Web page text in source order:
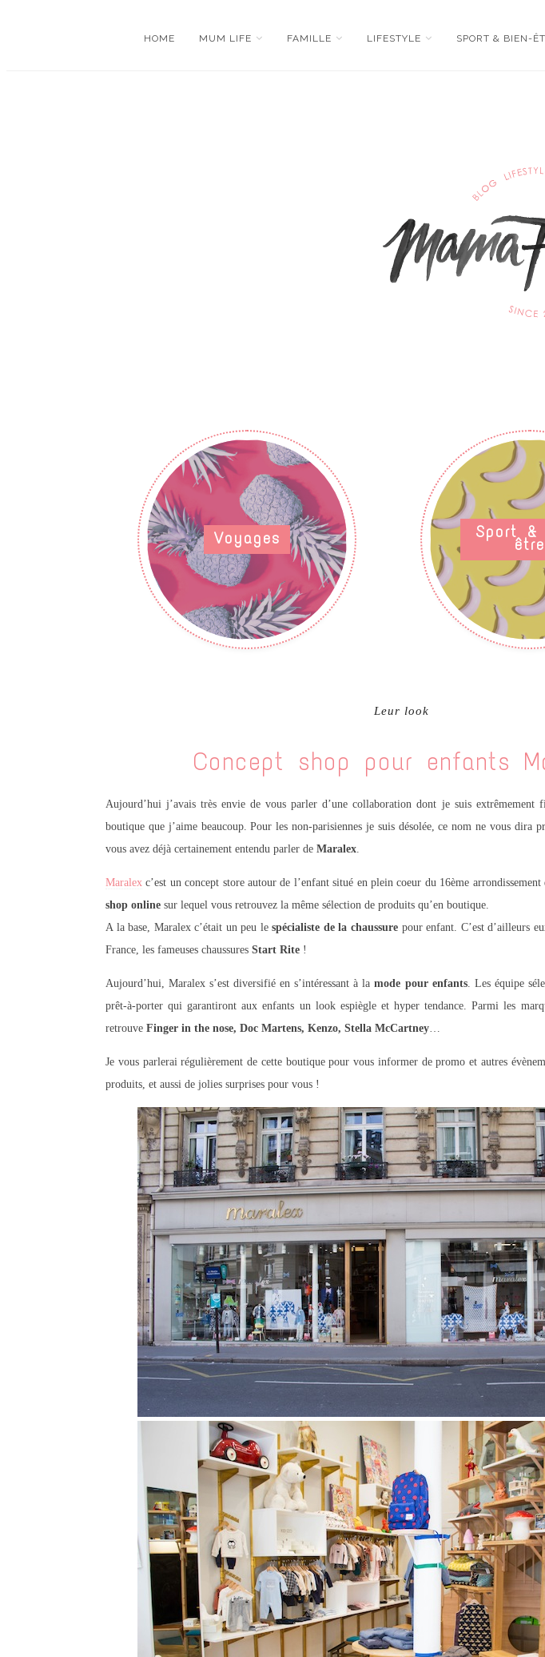
HOME MUM LIFE FAMILLE LIFESTYLE SPORT & BIEN-
Voyages Sport &
être
Leur look
Concept shop pour enfants
Aujourd’hui j’avais très envie de vous parler d’une collaboration dont je suis extrêmement
boutique que j’aime beaucoup. Pour les non-parisiennes je suis désolée, ce nom ne vous dira
vous avez déjà certainement entendu parler de Maralex.
Maralex c’est un concept store autour de l’enfant situé en plein coeur du 16ème
shop online sur lequel vous retrouvez la même sélection de produits qu’en boutique.
A la base, Maralex c’était un peu lespécialiste de la chaussure pour enfant. C’est d’ailleurs
France, les fameuses chaussures Start Rite !
Aujourd’hui, Maralex s’est diversifié en s’intéressant à lamode pour enfants. Les équipe
prêt-à-porter qui garantiront aux enfants un look espiègle et hyper tendance. Parmi les
retrouve Finger in the nose, Doc Martens, Kenzo, Stella McCartney…
Je vous parlerai régulièrement de cette boutique pour vous informer de promo et autres
produits, et aussi de jolies surprises pour vous !